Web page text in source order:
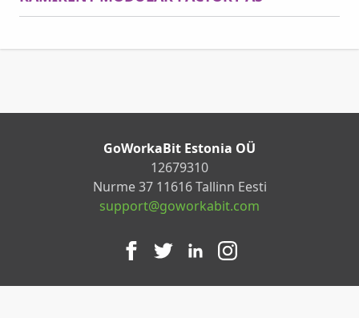
GoWorkaBit Estonia OÜ
12679310
Nurme 37 11616 Tallinn Eesti
support@goworkabit.com